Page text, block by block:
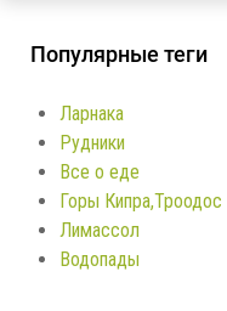
Популярные теги
Ларнака
Рудники
Все о еде
Горы Кипра,Троодос
Лимассол
Водопады